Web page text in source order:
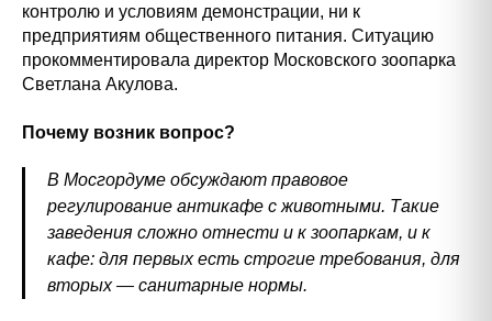
контролю и условиям демонстрации, ни к
предприятиям общественного питания. Ситуацию
прокомментировала директор Московского зоопарка
Светлана Акулова.
Почему возник вопрос?
В Мосгордуме обсуждают правовое
регулирование антикафе с животными. Такие
заведения сложно отнести и к зоопаркам, и к
кафе: для первых есть строгие требования, для
вторых — санитарные нормы.